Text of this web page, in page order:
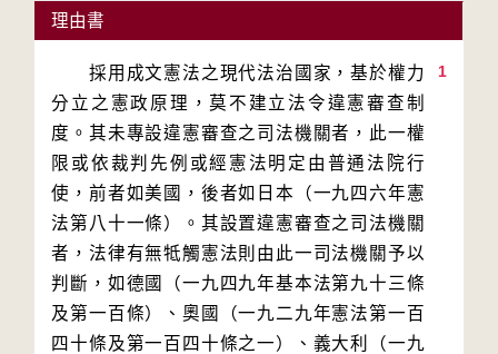
理由書
1
採用成文憲法之現代法治國家，基於權力
分立之憲政原理，莫不建立法令違憲審查制
度。其未專設違憲審查之司法機關者，此一權
限或依裁判先例或經憲法明定由普通法院行
使，前者如美國，後者如日本（一九四六年憲
法第八十一條）。其設置違憲審查之司法機關
者，法律有無牴觸憲法則由此一司法機關予以
判斷，如德國（一九四九年基本法第九十三條
及第一百條）、奧國（一九二九年憲法第一百
四十條及第一百四十條之一）、義大利（一九